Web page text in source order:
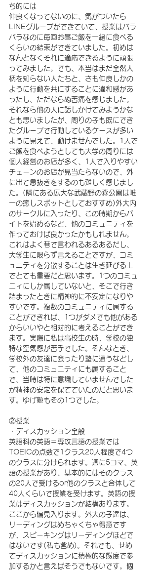
ち的には
仲良くなってないのに、気がついたら
LINEグループができていて、授業はバラ
バラなのに毎回お昼ご飯を一緒に食べる
くらいの結束ができていました。初めは
なんとなくそれに適応できるように頑張
ってみました。でも、本当はまだ全然人
柄を知らない人たちと、さも仲良しかの
ように行動を共にすることに違和感があ
ったし、ただならぬ苦痛を感じました。
それなら他の人に話しかけてみようかな
とも思いましたが、周りの子も既にでき
たグループで行動しているケースが多い
ように見えて、動けませんでした。1人で
ご飯を食べようとしても大学の周りには
個人経営のお店が多く、1人で入りやすい
チェーンのお店が見当たらないので、外
に出て息抜きをするのも難しく感じまし
た。(隣にある広大な武蔵野の森公園は唯
一の癒しスポットとしておすすめ)外大内
のサークルに入ったり、この時期からバ
イトを始めるなど、他のコミュニティを
作っておけば良かったかもしれません。
これはよく巷で言われるあるあるだし、
大学生に限らず言えることですが、コミ
ュニティを分散することは生き延びる上
でとても重要だと思います。1つのコミュ
ニィにしか属していないと、そこで行き
詰まったときに精神的に不安定になりや
すいです。複数のコミュニティに属する
ことができれば、1つがダメでも他がある
からいいやと相対的に考えることができ
ます。実際に私は高校生の時、学校の独
特な空気感が苦手でした。そんなとき、
学校外の友達に会ったり塾に通うなどし
て、他のコミュニティにも属すること
で、当時は特に意識していませんでした
が精神の安定を保てていたのだと思いま
す。ゆげ塾もその1つでした。
②授業
・ディスカッション全般
英語科の英語＝専攻言語の授業では
TOEICの点数で1クラス20人程度で4つ
のクラスに分けられます。週に5コマ、英
語の授業があり、基本的にはそのクラス
の20人で受けるor他のクラスと合体して
40人くらいで授業を受けます。英語の授
業はディスカッションが結構あります。
ここから偏見入ります。外大の子達は、
リーディングはめちゃくちゃ得意です
が、スピーキングはリーディングほどで
はないです(私も含め)。それでも、せめ
てディスカッションに積極的な態度で参
加するかと言えばそうでもないです。個